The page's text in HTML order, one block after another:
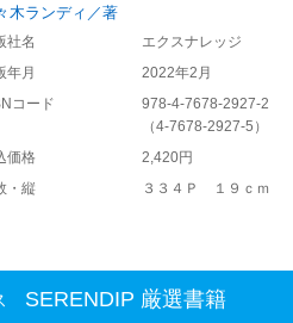
木ランディ／著
社名
エクスナレッジ
年月
2022年2月
コード
978-4-7678-2927-2
（4-7678-2927-5 ）
価格
2,420円
・縦
３３４Ｐ １９ｃｍ
SERENDIP 厳選書籍